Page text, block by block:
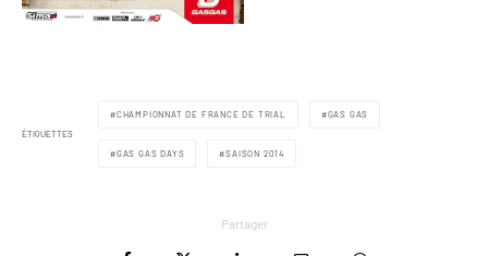
ÉTIQUETTES
CHAMPIONNAT DE FRANCE DE TRIAL GAS GAS
GAS GAS DAYS SAISON 2014
Partager